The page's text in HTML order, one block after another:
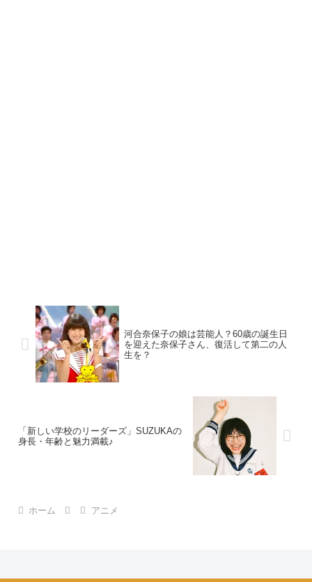
河合奈保子の娘は芸能人？60歳の誕生日
を迎えた奈保子さん、復活して第二の人
生を？
「新しい学校のリーダーズ」SUZUKAの
身長・年齢と魅力満載♪
ホーム アニメ